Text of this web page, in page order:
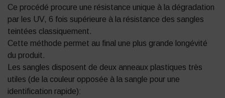
Ce procédé procure une résistance unique à la dégradation
par les UV, 6 fois supérieure à la résistance des sangles
teintées classiquement.
Cette méthode permet au final une plus grande longévité
du produit.
Les sangles disposent de deux anneaux plastiques très
utiles (de la couleur opposée à la sangle pour une
identification rapide):